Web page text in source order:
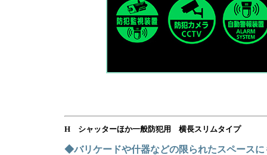
H シャッターほか一般防犯用 横長スリムタイプ
◆バリケードや什器などの限られたスペース